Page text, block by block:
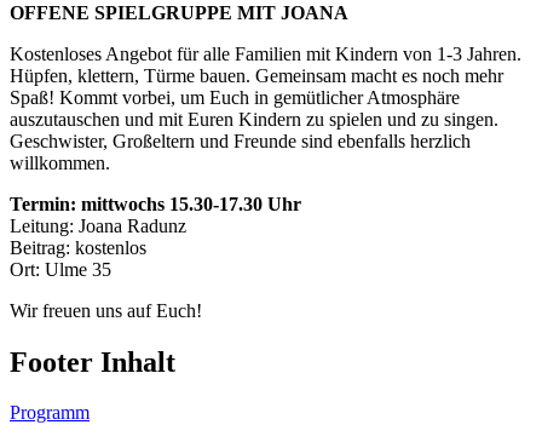
OFFENE SPIELGRUPPE MIT JOANA
Kostenloses Angebot für alle Familien mit Kindern von 1-3 Jahren.
Hüpfen, klettern, Türme bauen. Gemeinsam macht es noch mehr
Spaß! Kommt vorbei, um Euch in gemütlicher Atmosphäre
auszutauschen und mit Euren Kindern zu spielen und zu singen.
Geschwister, Großeltern und Freunde sind ebenfalls herzlich
willkommen.
Termin: mittwochs 15.30-17.30 Uhr
Leitung: Joana Radunz
Beitrag: kostenlos
Ort: Ulme 35
Wir freuen uns auf Euch!
Footer Inhalt
Programm